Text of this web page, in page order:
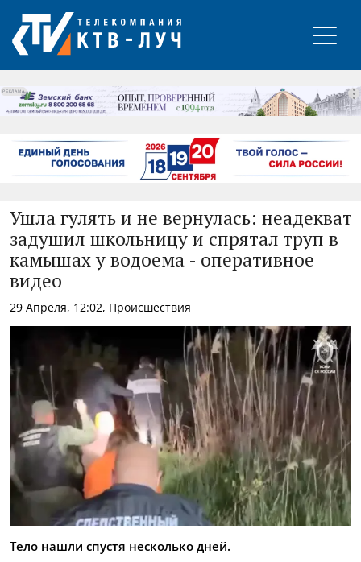
РЕКЛАМА
Ушла гулять и не вернулась: неадекват
задушил школьницу и спрятал труп в
камышах у водоема - оперативное
видео
29 Апреля, 12:02, Происшествия
Тело нашли спустя несколько дней.